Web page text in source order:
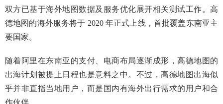
双方已基于海外地图数据及服务优化展开相关测试工作。高
德地图的海外服务将于 2020 年正式上线，首批覆盖东南亚主
要国家。
随着阿里在东南亚的支付、电商布局逐渐成形，高德地图的
出海计划被提上日程也是意料之中。不过，高德地图出海似
乎并非直指当地用户，而是国内有海外出行需求的用户和合
作伙伴。